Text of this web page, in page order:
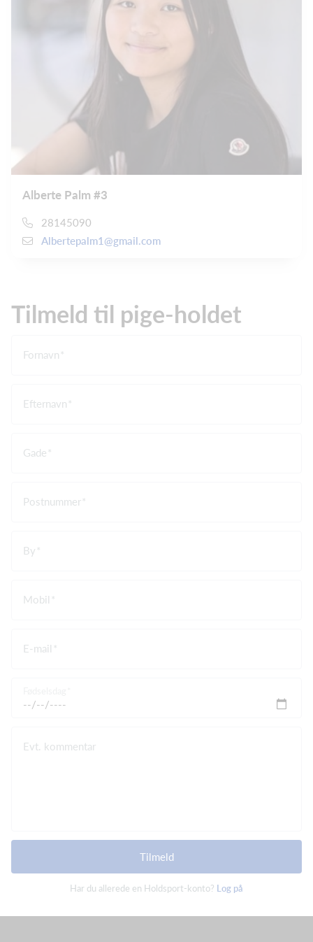
Alberte Palm #3
28145090
Albertepalm1@gmail.com
Tilmeld til pige-holdet
Fornavn
Efternavn
Gade
Postnummer
By
Mobil
E-mail
Evt. kommentar
Tilmeld
Har du allerede en Holdsport-konto? Log på